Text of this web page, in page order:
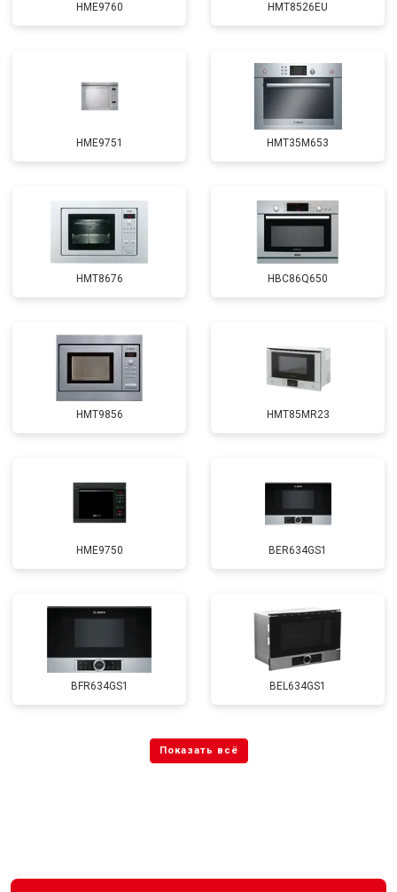
HME9760 HMT8526EU
HME9751 HMT35M653
HMT8676 HBC86Q650
HMT9856 HMT85MR23
HME9750 BER634GS1
BFR634GS1 BEL634GS1